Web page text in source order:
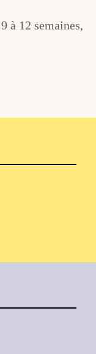
à 12 semaines,